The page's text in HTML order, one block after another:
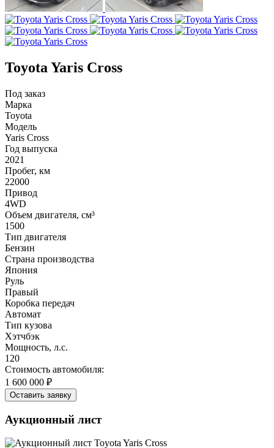
Toyota Yaris Cross
Под заказ
Марка
Toyota
Модель
Yaris Cross
Год выпуска
2021
Пробег, км
22000
Привод
4WD
Объем двигателя, см³
1500
Тип двигателя
Бензин
Страна производства
Япония
Руль
Правый
Коробка передач
Автомат
Тип кузова
Хэтчбэк
Мощность, л.с.
120
Стоимость автомобиля:
1 600 000 ₽
Оставить заявку
Аукционный лист